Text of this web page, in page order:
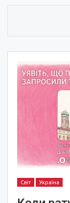
Світ Україна